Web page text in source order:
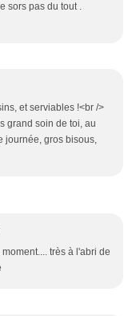
sors pas du tout .
et serviables !<br />
grand soin de toi, au
journée, gros bisous,
très à l'abri de